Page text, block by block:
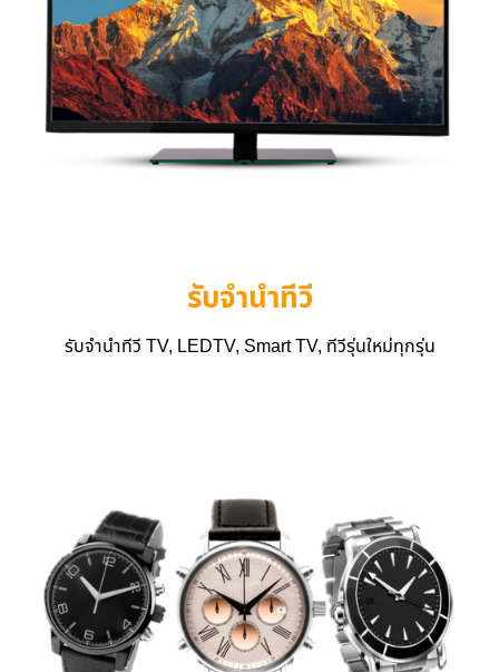
รับจำนำทีวี
รับจำนำทีวี TV, LEDTV, Smart TV, ทีวีรุ่นใหม่ทุกรุ่น